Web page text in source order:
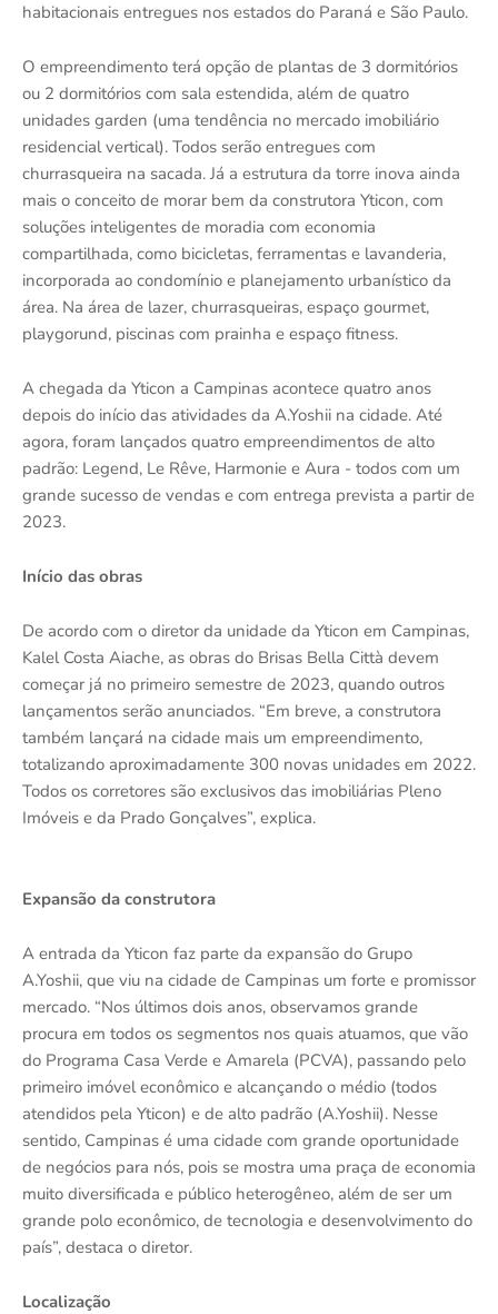
habitacionais entregues nos estados do Paraná e São Paulo.
O empreendimento terá opção de plantas de 3 dormitórios
ou 2 dormitórios com sala estendida, além de quatro
unidades garden (uma tendência no mercado imobiliário
residencial vertical). Todos serão entregues com
churrasqueira na sacada. Já a estrutura da torre inova ainda
mais o conceito de morar bem da construtora Yticon, com
soluções inteligentes de moradia com economia
compartilhada, como bicicletas, ferramentas e lavanderia,
incorporada ao condomínio e planejamento urbanístico da
área. Na área de lazer, churrasqueiras, espaço gourmet,
playgorund, piscinas com prainha e espaço fitness.
A chegada da Yticon a Campinas acontece quatro anos
depois do início das atividades da A.Yoshii na cidade. Até
agora, foram lançados quatro empreendimentos de alto
padrão: Legend, Le Rêve, Harmonie e Aura - todos com um
grande sucesso de vendas e com entrega prevista a partir de
2023.
Início das obras
De acordo com o diretor da unidade da Yticon em Campinas,
Kalel Costa Aiache, as obras do Brisas Bella Città devem
começar já no primeiro semestre de 2023, quando outros
lançamentos serão anunciados. “Em breve, a construtora
também lançará na cidade mais um empreendimento,
totalizando aproximadamente 300 novas unidades em 2022.
Todos os corretores são exclusivos das imobiliárias Pleno
Imóveis e da Prado Gonçalves”, explica.
Expansão da construtora
A entrada da Yticon faz parte da expansão do Grupo
A.Yoshii, que viu na cidade de Campinas um forte e promissor
mercado. “Nos últimos dois anos, observamos grande
procura em todos os segmentos nos quais atuamos, que vão
do Programa Casa Verde e Amarela (PCVA), passando pelo
primeiro imóvel econômico e alcançando o médio (todos
atendidos pela Yticon) e de alto padrão (A.Yoshii). Nesse
sentido, Campinas é uma cidade com grande oportunidade
de negócios para nós, pois se mostra uma praça de economia
muito diversificada e público heterogêneo, além de ser um
grande polo econômico, de tecnologia e desenvolvimento do
país”, destaca o diretor.
Localização